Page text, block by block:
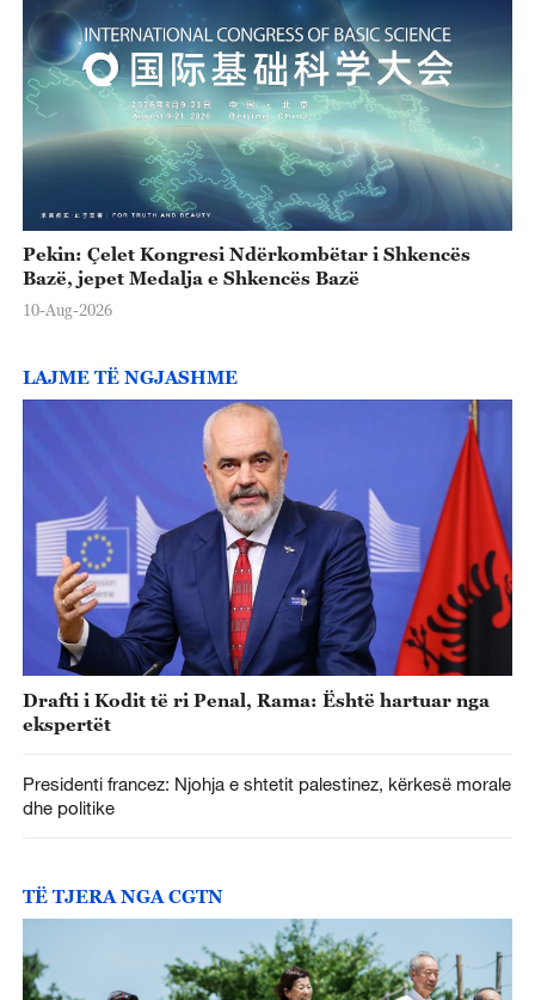
Pekin: Çelet Kongresi Ndërkombëtar i Shkencës
Bazë, jepet Medalja e Shkencës Bazë
10-Aug-2026
LAJME TË NGJASHME
Drafti i Kodit të ri Penal, Rama: Është hartuar nga
ekspertët
Presidenti francez: Njohja e shtetit palestinez, kërkesë morale
dhe politike
TË TJERA NGA CGTN